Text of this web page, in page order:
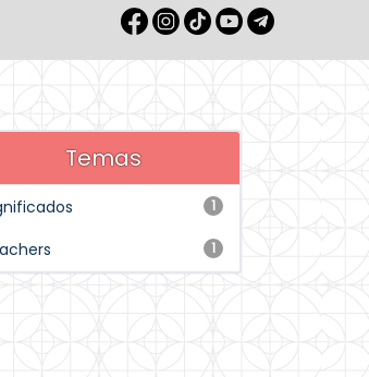
Temas
1
1